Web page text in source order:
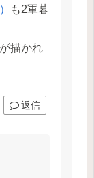
も2軍暮
描かれ
返信